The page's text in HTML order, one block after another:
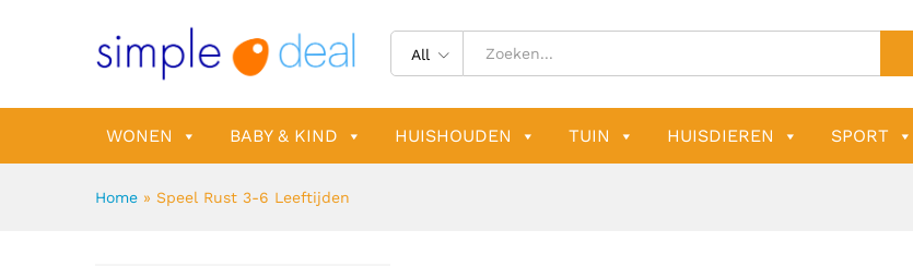
All
WONEN BABY & KIND HUISHOUDEN TUIN HUISDIEREN SPORT
Home » Speel Rust 3-6 Leeftijden